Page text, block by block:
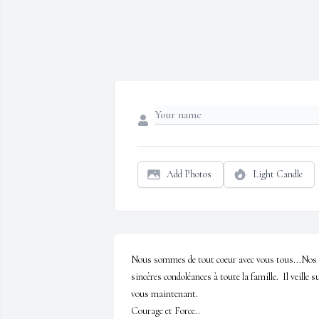
Add Photos Light Candle
Nous sommes de tout coeur avec vous tous...Nos
sincères condoléances à toute la famille.  Il veille
vous maintenant.
Courage et Force..